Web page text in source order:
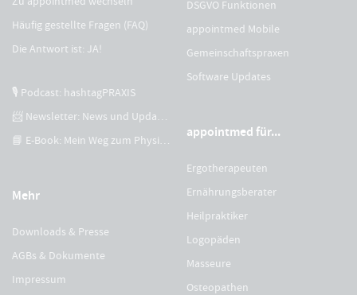
Häufig gestellte Fragen (FAQ)
Die Antwort ist: JA!
🎙 Podcast: hashtagPRAXIS
📨 Newsletter: News und Updates
📘 E-Book: Mein Weg zum Physiotherapeuten
Mehr
Downloads & Presse
AGBs & Dokumente
Impressum
DSGVO Funktionen
appointmed Mobile
Gemeinschaftspraxen
Software Updates
appointmed für...
Ergotherapeuten
Ernährungsberater
Heilpraktiker
Logopäden
Masseure
Osteopathen